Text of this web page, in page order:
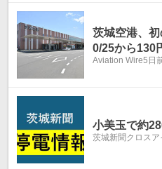
茨城空港、
0/25から130
Aviation Wire5日
小美玉で約
茨城新聞クロスア